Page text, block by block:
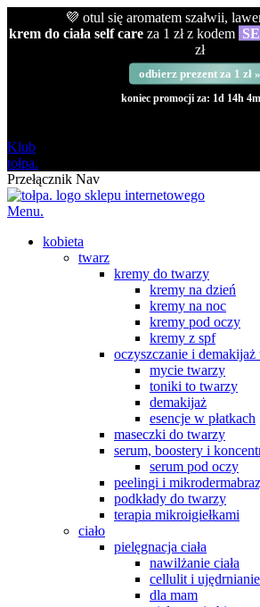
💜 otul się aromatem szałwii,
krem do ciała self care za 1 zł z kodem
zł
odbierz prezent za 1 zł »
koniec promocji za: 1d 14h
Klub
tołpa.
Przełącznik Nav
Menu.
kobieta
twarz
kremy do twarzy
kremy na dzień
kremy na noc
kremy pod oczy
kremy z spf
oczyszczanie i
mycie twarzy
toniki to twarzy
demakijaż
esencje w płatkach
maseczki do twarzy
serum, boostery i
serum pod oczy
peelingi i
podkłady do twarzy
terapia mikroigiełkami
ciało
pielęgnacja ciała
nawilżanie ciała
cellulit i ujędrnianie
dla mam